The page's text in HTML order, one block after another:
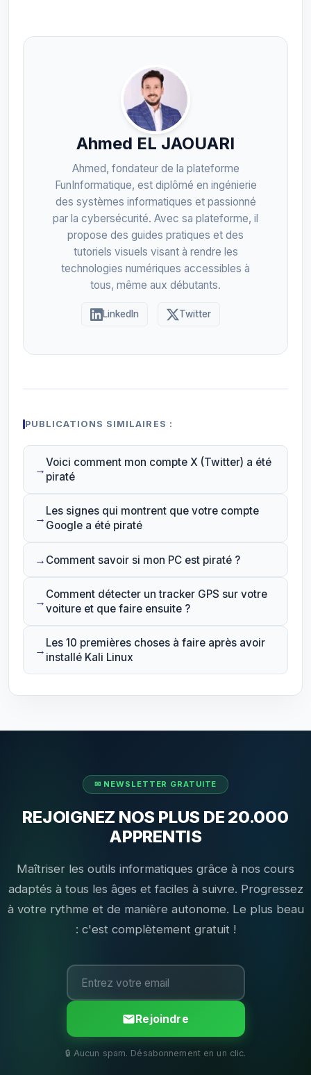
Ahmed EL JAOUARI
Ahmed, fondateur de la plateforme
FunInformatique, est diplômé en ingénierie
des systèmes informatiques et passionné
par la cybersécurité. Avec sa plateforme, il
propose des guides pratiques et des
tutoriels visuels visant à rendre les
technologies numériques accessibles à
tous, même aux débutants.
LinkedIn Twitter
PUBLICATIONS SIMILAIRES :
Voici comment mon compte X (Twitter) a été
piraté
Les signes qui montrent que votre compte
Google a été piraté
Comment savoir si mon PC est piraté ?
Comment détecter un tracker GPS sur votre
voiture et que faire ensuite ?
Les 10 premières choses à faire après avoir
installé Kali Linux
REJOIGNEZ NOS PLUS DE 20.000
APPRENTIS
Maîtriser les outils informatiques grâce à nos cours
adaptés à tous les âges et faciles à suivre. Progressez
à votre rythme et de manière autonome. Le plus beau
: c'est complètement gratuit !
Rejoindre